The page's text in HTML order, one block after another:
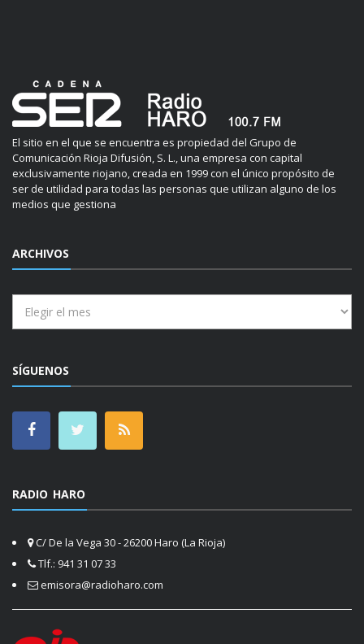
El sitio en el que se encuentra es propiedad del Grupo de
Comunicación Rioja Difusión, S. L., una empresa con capital
exclusivamente riojano, creada en 1999 con el único propósito de
ser de utilidad para todas las personas que utilizan alguno de los
medios que gestiona
ARCHIVOS
SÍGUENOS
RADIO HARO
C/ De la Vega 30 - 26200 Haro (La Rioja)
Tlf.: 941 31 07 33
emisora@radioharo.com